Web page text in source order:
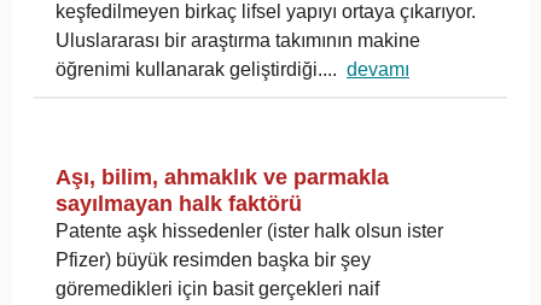
keşfedilmeyen birkaç lifsel yapıyı ortaya çıkarıyor.
Uluslararası bir araştırma takımının makine
öğrenimi kullanarak geliştirdiği.... devamı
Aşı, bilim, ahmaklık ve parmakla
sayılmayan halk faktörü
Patente aşk hissedenler (ister halk olsun ister
Pfizer) büyük resimden başka bir şey
göremedikleri için basit gerçekleri naif